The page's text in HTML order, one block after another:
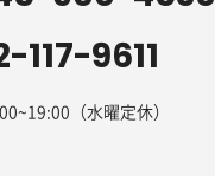
117-9611
（水曜定休）